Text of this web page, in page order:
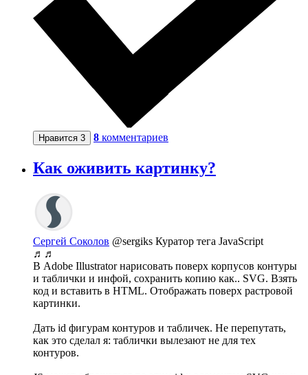
Нравится 3 8 комментариев
Как оживить картинку?
Сергей Соколов @sergiks Куратор тега JavaScript
♬♬
В Adobe Illustrator нарисовать поверх корпусов контуры
и таблички и инфой, сохранить копию как.. SVG. Взять
код и вставить в HTML. Отображать поверх растровой
картинки.
Дать id фигурам контуров и табличек. Не перепутать,
как это сделал я: таблички вылезают не для тех
контуров.